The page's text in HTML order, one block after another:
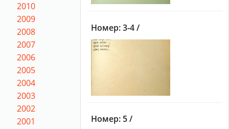
2010
2009
2008
2007
2006
2005
2004
2003
2002
2001
Номер: 3-4 /
Номер: 5 /